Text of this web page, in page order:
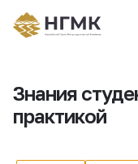
Знания
практикой